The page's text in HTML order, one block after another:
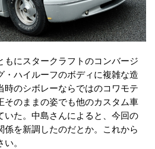
にスタークラフトのコンバージ
・ハイルーフのボディに複雑な造
のシボレーならではのコワモテ
そのままの姿でも他のカスタム車
いた。中島さんによると、今回の
係を新調したのだとか。これから
。